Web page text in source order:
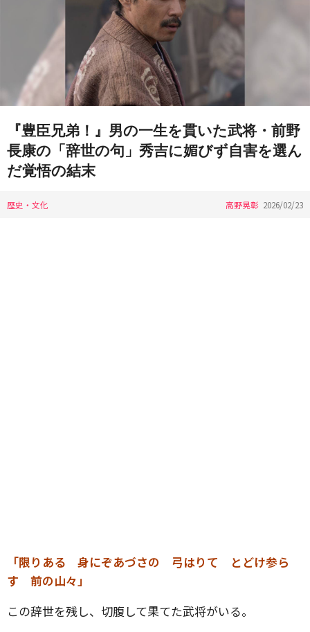
『豊臣兄弟！』男の一生を貫いた武将・前野
長康の「辞世の句」秀吉に媚びず自害を選ん
だ覚悟の結末
歴史・文化 高野晃彰 2026/02/23
「限りある 身にぞあづさの 弓はりて とどけ参ら
す 前の山々」
この辞世を残し、切腹して果てた武将がいる。